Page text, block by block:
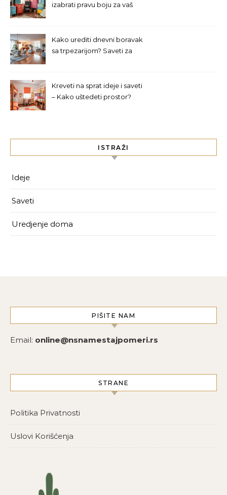
izabrati pravu boju za vaš
Kako urediti dnevni boravak
sa trpezarijom? Saveti za
Kreveti na sprat ideje i saveti
– Kako uštedeti prostor?
ISTRAŽI
Ideje
Saveti
Uredjenje doma
PIŠITE NAM
Email: online@nsnamestajpomeri.rs
STRANE
Politika Privatnosti
Uslovi Korišćenja